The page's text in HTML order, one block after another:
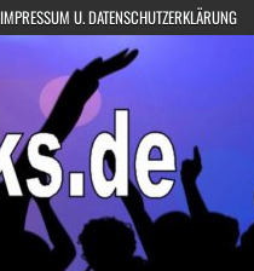
IMPRESSUM U. DATENSCHUTZERKLÄRUNG